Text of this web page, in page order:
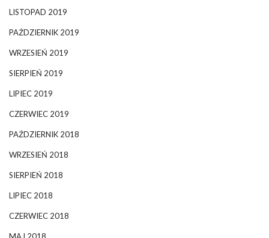
LISTOPAD 2019
PAŹDZIERNIK 2019
WRZESIEŃ 2019
SIERPIEŃ 2019
LIPIEC 2019
CZERWIEC 2019
PAŹDZIERNIK 2018
WRZESIEŃ 2018
SIERPIEŃ 2018
LIPIEC 2018
CZERWIEC 2018
MAJ 2018